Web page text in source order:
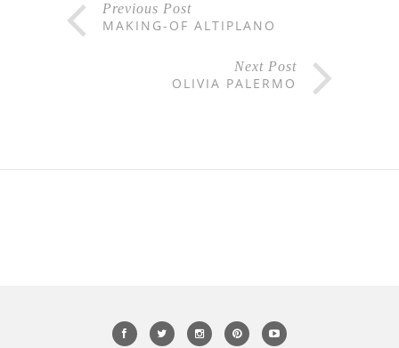
Previous Post
MAKING-OF ALTIPLANO
Next Post
OLIVIA PALERMO